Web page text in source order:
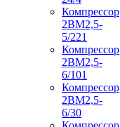
Компрессор
2ВМ2,5-
5/221
Компрессор
2ВМ2,5-
6/101
Компрессор
2ВМ2,5-
6/30